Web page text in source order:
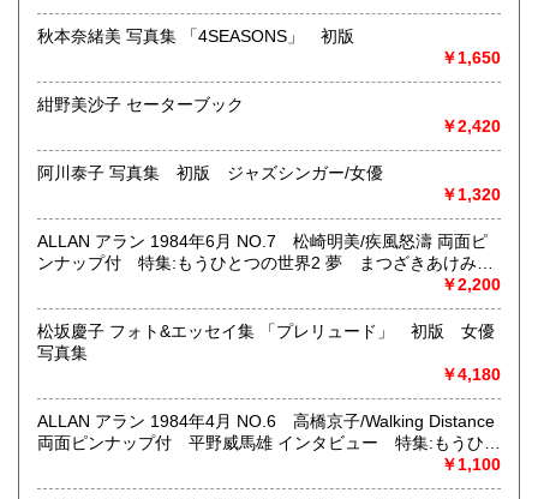
古マンガ・アニメロマンアルバム系、イラスト集、
美少女ゲーム、プレミアゲーム、攻略本・設定資料集
どんなジャンルでも買取することができます。
東京近郊出張買取していますのでお気軽にご相談ください。
沿線名：地下鉄(三田線、新宿線、半蔵門線) JR(中央・総武
営業時間：12:00-20:00
定休日：なし 年末は30日午後5時に閉店、年始は3日正午よ
書籍の買取について
メール web@bookdash.net または専用ページでお問い合
わせください。
お電話 03-3219-5991でも受け付けております。
お取引内容は、ご依頼されたあとの返信メールに、さらに詳
秋本奈緒美 写真集 「4SEASONS」 初版
￥1,650
紺野美沙子 セーターブック
￥2,420
阿川泰子 写真集 初版 ジャズシンガー/女優
￥1,320
ALLAN アラン 1984年6月 NO.7 松崎明美/疾風怒濤 両面ピ
ンナップ付 特集:もうひとつの世界2 夢 まつざきあけみ・
木村べん 他 少女のための耽美派マガジン 隔月刊 耽美系
￥2,200
松坂慶子 フォト&エッセイ集 「プレリュード」 初版 女優
写真集
￥4,180
ALLAN アラン 1984年4月 NO.6 高橋京子/Walking Distance
両面ピンナップ付 平野威馬雄 インタビュー 特集:もうひと
つの世界 精神について 山田章博・まつざきあけみ・木村べ
ん 他 少女のための耽美派マガジン 隔月刊 耽美系
￥1,100